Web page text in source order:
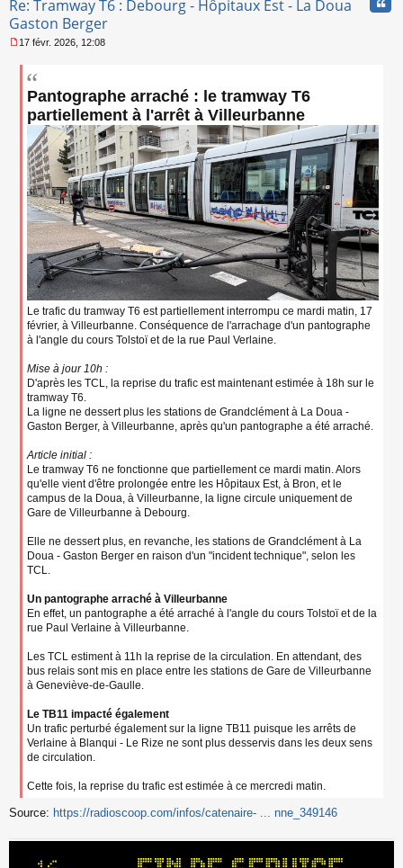
n
u
Re: Tramway T6 : Debourg - Hôpitaux Est - La Doua
Gaston Berger
e
17 févr. 2026, 12:08
Pantographe arraché : le tramway T6
partiellement à l'arrêt à Villeurbanne
Le trafic du tramway T6 est partiellement interrompu ce mardi matin, 17
février, à Villeurbanne. Conséquence de l'arrachage d'un pantographe
à l'angle du cours Tolstoï et de la rue Paul Verlaine.
Mise à jour 10h :
D'après les TCL, la reprise du trafic est maintenant estimée à 18h sur le
tramway T6.
La ligne ne dessert plus les stations de Grandclément à La Doua -
Gaston Berger, à Villeurbanne, après qu'un pantographe a été arraché.
Article initial :
Le tramway T6 ne fonctionne que partiellement ce mardi matin. Alors
qu'elle vient d'être prolongée entre les Hôpitaux Est, à Bron, et le
campus de la Doua, à Villeurbanne, la ligne circule uniquement de
Gare de Villeurbanne à Debourg.
Elle ne dessert plus, en revanche, les stations de Grandclément à La
Doua - Gaston Berger en raison d'un "incident technique", selon les
TCL.
Un pantographe arraché à Villeurbanne
En effet, un pantographe a été arraché à l'angle du cours Tolstoï et de la
rue Paul Verlaine à Villeurbanne.
Les TCL estiment à 11h la reprise de la circulation. En attendant, des
bus relais sont mis en place entre les stations de Gare de Villeurbanne
à Geneviève-de-Gaulle.
Le TB11 impacté également
Un trafic perturbé également sur la ligne TB11 puisque les arrêts de
Verlaine à Blanqui - Le Rize ne sont plus desservis dans les deux sens
de circulation.
Cette fois, la reprise du trafic est estimée à ce mercredi matin.
Source: https://radioscoop.com/infos/catenaire- ... nne_349146